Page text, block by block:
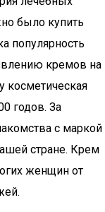
было купить
популярность
кремов на
косметическая
годов. За
с маркой
стране. Крем
женщин от